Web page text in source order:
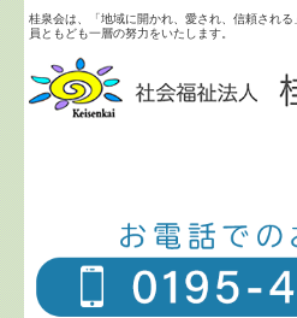
ホーム
競輪補助事業完了のお知らせ
桂泉会は、「地域に開かれ、愛され、信頼され
員ともども一層の努力をいたします。